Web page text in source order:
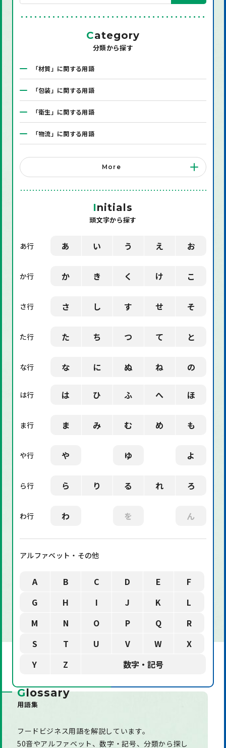
Category
分類から探す
「材質」に関する用語
「包装」に関する用語
「衛生」に関する用語
「物流」に関する用語
「システム」に関する用語
「店舗備品」に関する用語
「環境」に関する用語
「業界用語」に関する用語
More
Initials
頭文字から探す
あ行 あ い う え お
か行 か き く け こ
さ行 さ し す せ そ
た行 た ち つ て と
な行 な に ぬ ね の
は行 は ひ ふ へ ほ
ま行 ま み む め も
や行 や ゆ よ
ら行 ら り る れ ろ
わ行 わ を ん
アルファベット・その他
A B C D E
F
G
H I J K
L
M
N O P Q
R
S
T U V W
X
Y
Z 数字・記号
Glossary
用語集
フードビジネス用語を解説しています。
50音やアルファベット、数字・記号、分類から探し